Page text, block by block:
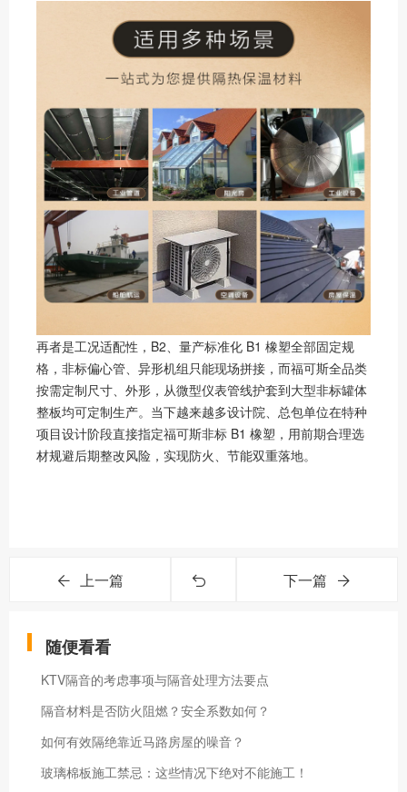
再者是工况适配性，B2、量产标准化 B1 橡塑全部固定规
格，非标偏心管、异形机组只能现场拼接，而福可斯全品类
按需定制尺寸、外形，从微型仪表管线护套到大型非标罐体
整板均可定制生产。当下越来越多设计院、总包单位在特种
项目设计阶段直接指定福可斯非标 B1 橡塑，用前期合理选
材规避后期整改风险，实现防火、节能双重落地。
上一篇 下一篇
随便看看
KTV隔音的考虑事项与隔音处理方法要点
隔音材料是否防火阻燃？安全系数如何？
如何有效隔绝靠近马路房屋的噪音？
玻璃棉板施工禁忌：这些情况下绝对不能施工！